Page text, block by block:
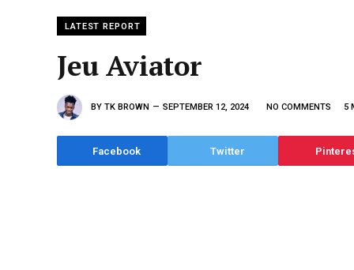
LATEST REPORT
Jeu Aviator
BY TK BROWN SEPTEMBER 12, 2024 NO COMMENTS 5
Facebook Twitter